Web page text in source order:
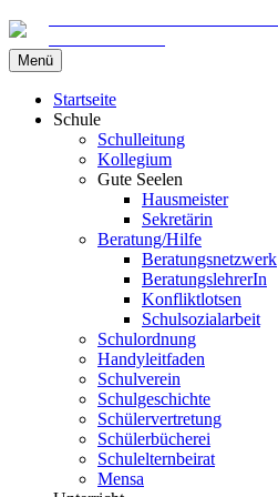
Menü Zum
Inhalt
springen
Startseite
Schule
Schulleitung
Kollegium
Gute Seelen
Hausmeister
Sekretärin
Beratung/Hilfe
Beratungsnetzwerk
BeratungslehrerIn
Konfliktlotsen
Schulsozialarbeit
Schulordnung
Handyleitfaden
Schulverein
Schulgeschichte
Schülervertretung
Schülerbücherei
Schulelternbeirat
Mensa